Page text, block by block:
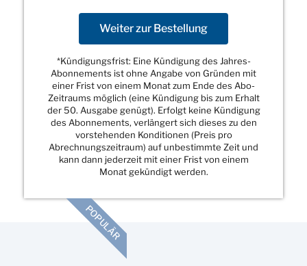
Weiter zur Bestellung
*Kündigungsfrist: Eine Kündigung des Jahres-
Abonnements ist ohne Angabe von Gründen mit
einer Frist von einem Monat zum Ende des Abo-
Zeitraums möglich (eine Kündigung bis zum Erhalt
der 50. Ausgabe genügt). Erfolgt keine Kündigung
des Abonnements, verlängert sich dieses zu den
vorstehenden Konditionen (Preis pro
Abrechnungszeitraum) auf unbestimmte Zeit und
kann dann jederzeit mit einer Frist von einem
Monat gekündigt werden.
POPULÄR